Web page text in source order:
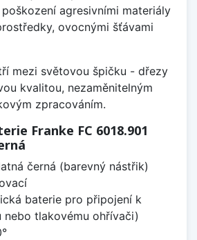
agresivními materiály
ovocnými šťávami
mezi světovou špičku - dřezy
kvalitou, nezaměnitelným
zpracováním.
Franke FC 6018.901
černá (barevný nástřik)
baterie pro připojení k
nebo tlakovému ohřívači)